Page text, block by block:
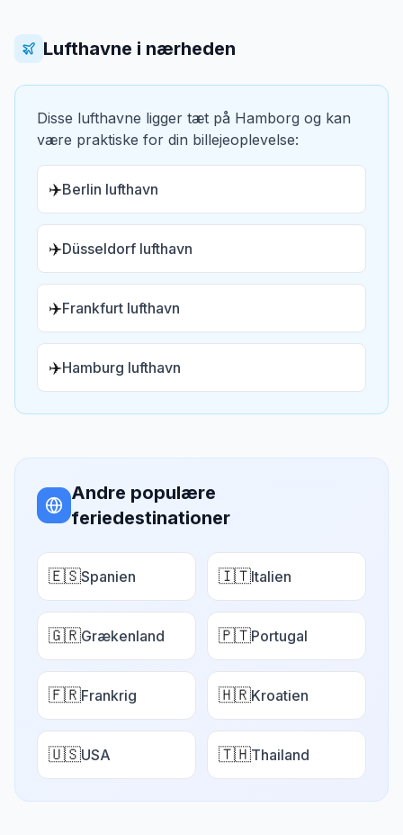
Lufthavne i nærheden
Disse lufthavne ligger tæt på Hamborg og kan
være praktiske for din billejeoplevelse:
✈️Berlin lufthavn
✈️Düsseldorf lufthavn
✈️Frankfurt lufthavn
✈️Hamburg lufthavn
Andre populære
feriedestinationer
🇪🇸Spanien 🇮🇹Italien
🇬🇷Grækenland 🇵🇹Portugal
🇫🇷Frankrig 🇭🇷Kroatien
🇺🇸USA 🇹🇭Thailand